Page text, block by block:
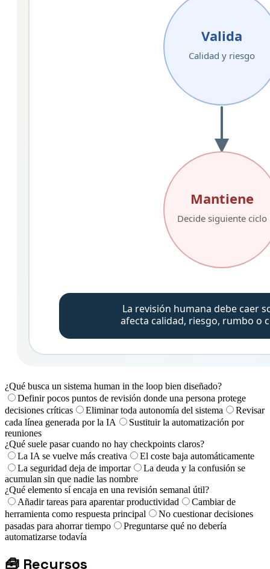
¿Qué busca un sistema human in the loop bien diseñado?
Definir pocos puntos de revisión donde una persona protege
decisiones críticas
Eliminar toda autonomía del sistema
Revisar
cada línea generada por la IA
Sustituir la automatización por
reuniones
¿Qué suele pasar cuando no hay checkpoints claros?
La IA se vuelve más creativa
El coste baja automáticamente
La seguridad deja de importar
La deuda y la confusión se
acumulan sin que nadie las nombre
¿Qué elemento sí encaja en una revisión semanal útil?
Añadir tareas para aparentar productividad
Cambiar de
herramienta como respuesta principal
No cuestionar decisiones
pasadas para ahorrar tiempo
Preguntarse qué no debería
automatizarse todavía
🧰 Recursos